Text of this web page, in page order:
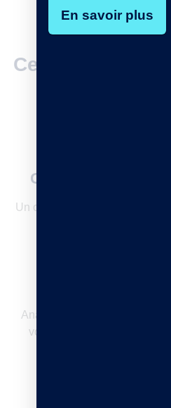
Ce que notre
Gestion simplifiée
Un outil ergonomique pour
Analysez vos performances
vos décisions grâce à des
En savoir plus